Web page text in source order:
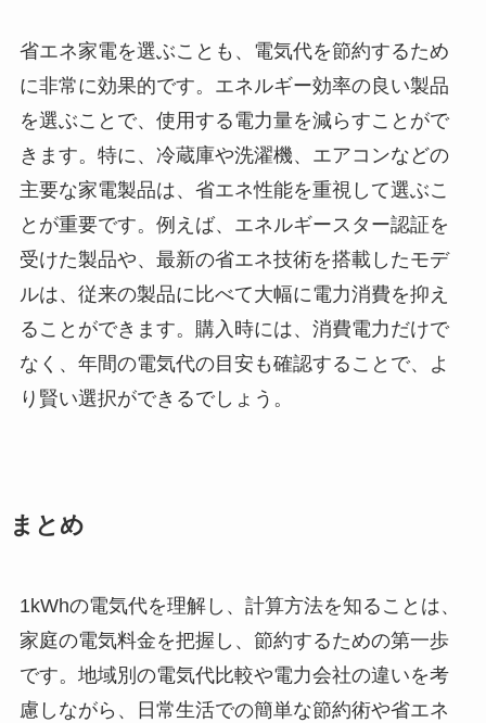
省エネ家電を選ぶことも、電気代を節約するため
に非常に効果的です。エネルギー効率の良い製品
を選ぶことで、使用する電力量を減らすことがで
きます。特に、冷蔵庫や洗濯機、エアコンなどの
主要な家電製品は、省エネ性能を重視して選ぶこ
とが重要です。例えば、エネルギースター認証を
受けた製品や、最新の省エネ技術を搭載したモデ
ルは、従来の製品に比べて大幅に電力消費を抑え
ることができます。購入時には、消費電力だけで
なく、年間の電気代の目安も確認することで、よ
り賢い選択ができるでしょう。
まとめ
1kWhの電気代を理解し、計算方法を知ることは、
家庭の電気料金を把握し、節約するための第一歩
です。地域別の電気代比較や電力会社の違いを考
慮しながら、日常生活での簡単な節約術や省エネ